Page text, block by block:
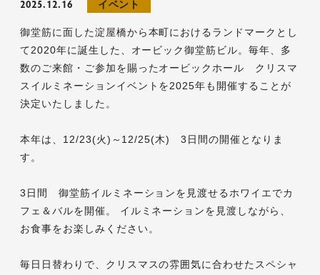
2025.12.16 イベント
御堂筋に面した淀屋橋から本町におけるランドマークとし
て2020年に誕生した、オービック御堂筋ビル。毎年、多
数のご来館・ご参加を賜ったオービックホール クリスマ
スイルミネーションイベントを2025年も開催することが
決定いたしました。
本年は、12/23(火)～12/25(木) 3日間の開催となりま
す。
3日間 御堂筋イルミネーションを見渡せるホワイエでカ
フェ＆バルを開催。 イルミネーションを見渡しながら、
お食事をお楽しみください。
毎日日替わりで、クリスマスの雰囲気に合わせたスペシャ